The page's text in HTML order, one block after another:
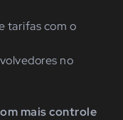
tarifas com o
no
mais controle